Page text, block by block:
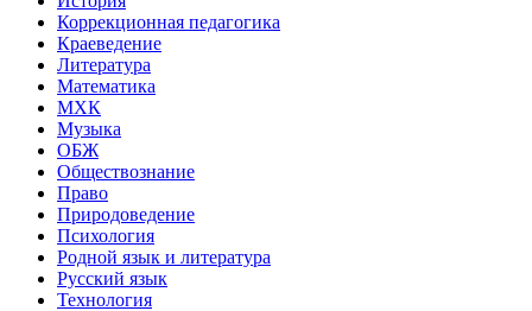
Коррекционная педагогика
Краеведение
Литература
Математика
МХК
Музыка
ОБЖ
Обществознание
Право
Природоведение
Психология
Родной язык и литература
Русский язык
Технология